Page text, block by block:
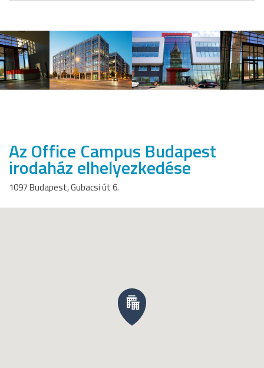
Az Office Campus Budapest
irodaház elhelyezkedése
1097 Budapest, Gubacsi út 6.